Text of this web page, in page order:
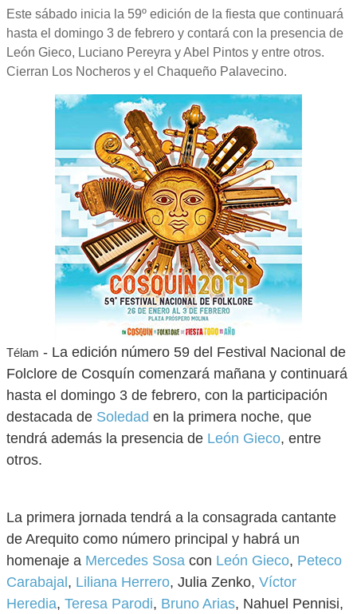
Este sábado inicia la 59º edición de la fiesta que continuará
hasta el domingo 3 de febrero y contará con la presencia de
León Gieco, Luciano Pereyra y Abel Pintos y entre otros.
Cierran Los Nocheros y el Chaqueño Palavecino.
Télam - La edición número 59 del Festival Nacional de
Folclore de Cosquín comenzará mañana y continuará
hasta el domingo 3 de febrero, con la participación
destacada de Soledad en la primera noche, que
tendrá además la presencia de León Gieco, entre
otros.
La primera jornada tendrá a la consagrada cantante
de Arequito como número principal y habrá un
homenaje a Mercedes Sosa con León Gieco, Peteco
Carabajal , Liliana Herrero, Julia Zenko, Víctor
Heredia, Teresa Parodi, Bruno Arias, Nahuel Pennisi,